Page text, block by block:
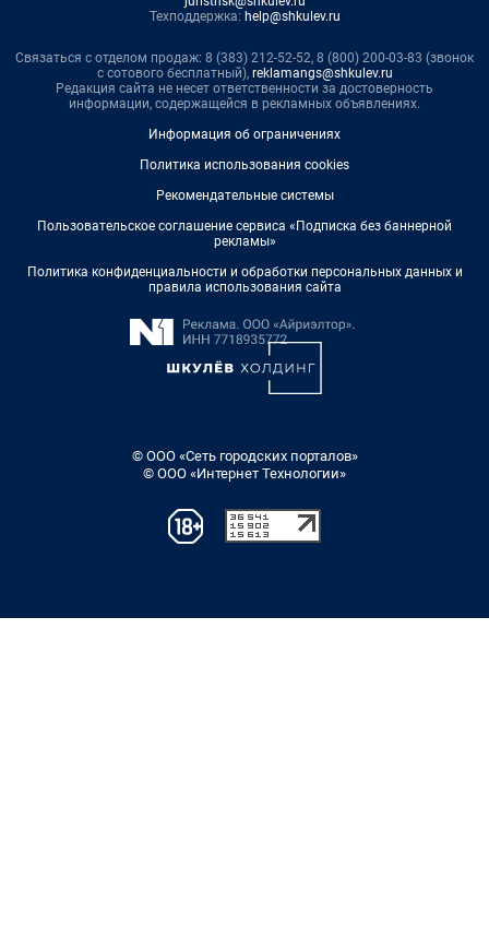
Техподдержка: help@shkulev.ru
Связаться с отделом продаж: 8 (383) 212-52-52, 8 (800) 200-03-83 (звонок
с сотового бесплатный), reklamangs@shkulev.ru
Редакция сайта не несет ответственности за достоверность
информации, содержащейся в рекламных объявлениях.
Информация об ограничениях
Политика использования cookies
Рекомендательные системы
Пользовательское соглашение сервиса «Подписка без баннерной
рекламы»
Политика конфиденциальности и обработки персональных данных и
правила использования сайта
© ООО «Сеть городских порталов»
© ООО «Интернет Технологии»